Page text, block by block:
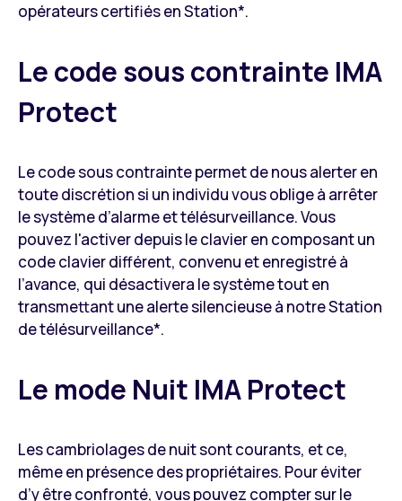
opérateurs certifiés en Station*.
Le code sous contrainte IMA
Protect
Le code sous contrainte permet de nous alerter en
toute discrétion si un individu vous oblige à arrêter
le système d’alarme et télésurveillance. Vous
pouvez l'activer depuis le clavier en composant un
code clavier différent, convenu et enregistré à
l’avance, qui désactivera le système tout en
transmettant une alerte silencieuse à notre Station
de télésurveillance*.
Le mode Nuit IMA Protect
Les cambriolages de nuit sont courants, et ce,
même en présence des propriétaires. Pour éviter
d’y être confronté, vous pouvez compter sur le